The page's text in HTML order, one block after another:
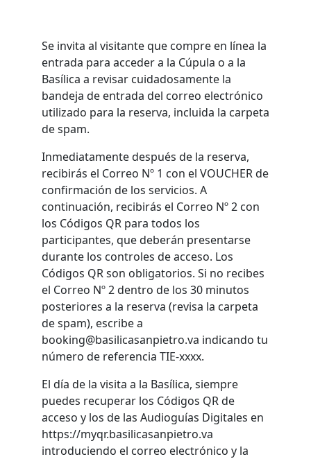
Se invita al visitante que compre en línea la
entrada para acceder a la Cúpula o a la
Basílica a revisar cuidadosamente la
bandeja de entrada del correo electrónico
utilizado para la reserva, incluida la carpeta
de spam.
Inmediatamente después de la reserva,
recibirás el Correo Nº 1 con el VOUCHER de
confirmación de los servicios. A
continuación, recibirás el Correo Nº 2 con
los Códigos QR para todos los
participantes, que deberán presentarse
durante los controles de acceso. Los
Códigos QR son obligatorios. Si no recibes
el Correo Nº 2 dentro de los 30 minutos
posteriores a la reserva (revisa la carpeta
de spam), escribe a
booking@basilicasanpietro.va indicando tu
número de referencia TIE-xxxx.
El día de la visita a la Basílica, siempre
puedes recuperar los Códigos QR de
acceso y los de las Audioguías Digitales en
https://myqr.basilicasanpietro.va
introduciendo el correo electrónico y la